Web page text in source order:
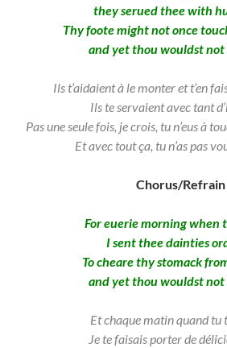
they serued thee with
Thy foote might not once
and yet thou wouldst not
Ils t’aidaient à le monter et t’en
Ils te servaient avec tant
Pas une seule fois, je crois, tu n’eus à
Et avec tout ça, tu n’as pas
Chorus/Refrain
For euerie morning when
I sent thee dainties
To cheare thy stomack
and yet thou wouldst not
Et chaque matin quand tu
Je te faisais porter de